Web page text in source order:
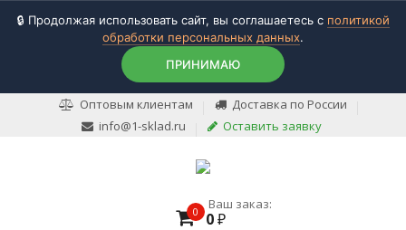
🔒 Продолжая использовать сайт, вы соглашаетесь с политикой
обработки персональных данных.
ПРИНИМАЮ
Оптовым клиентам
Доставка по России
info@1-sklad.ru
Оставить заявку
0 Ваш заказ:
0₽